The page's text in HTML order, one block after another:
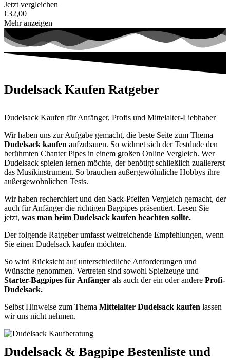
Jetzt vergleichen
€32,00
Mehr anzeigen
Dudelsack Kaufen Ratgeber
Dudelsack Kaufen für Anfänger, Profis und Mittelalter-Liebhaber
Wir haben uns zur Aufgabe gemacht, die beste Seite zum Thema
Dudelsack kaufen aufzubauen. So widmet sich der Testdude den
berühmten Chanter Pipes in einem großen Online Vergleich. Wer
Dudelsack spielen lernen möchte, der benötigt schließlich zuallererst
das Musikinstrument. So brauchen außergewöhnliche Hobbys ihre
außergewöhnlichen Tests.
Wir haben recherchiert und den Sack-Pfeifen Vergleich gemacht, der
auch für Anfänger die richtigen Bagpipes präsentiert. Lesen Sie
jetzt, was man beim Dudelsack kaufen beachten sollte.
Der folgende Ratgeber umfasst weitreichende Empfehlungen, wenn
Sie einen Dudelsack kaufen möchten.
So wird Rücksicht auf unterschiedliche Anforderungen und
Wünsche genommen. Vertreten sind sowohl Spielzeuge und
Starter-Bagpipes für Anfänger als auch der ein oder andere Profi-
Dudelsack.
Selbst Hinweise zum Thema Mittelalter Dudelsack kaufen lassen
wir uns nicht nehmen.
Dudelsack & Bagpipe Bestenliste und